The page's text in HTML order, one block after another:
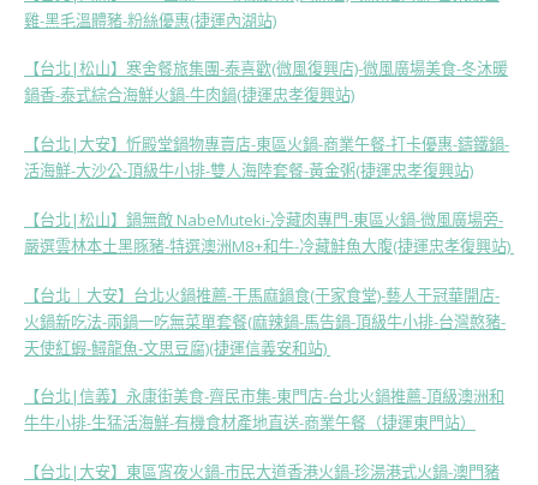
雞-黑毛溫體豬-粉絲優惠(捷運內湖站)
【台北|松山】寒舍餐旅集團-泰喜歡(微風復興店)-微風廣場美食-冬沐暖
鍋香-泰式綜合海鮮火鍋-牛肉鍋(捷運忠孝復興站)
【台北|大安】忻殿堂鍋物專賣店-東區火鍋-商業午餐-打卡優惠-鑄鐵鍋-
活海鮮-大沙公-頂級牛小排-雙人海陸套餐-黃金粥(捷運忠孝復興站)
【台北|松山】鍋無敵 NabeMuteki-冷藏肉專門-東區火鍋-微風廣場旁-
嚴選雲林本土黑豚豬-特選澳洲M8+和牛-冷藏鮭魚大腹(捷運忠孝復興站)
【台北｜大安】台北火鍋推薦-于馬麻鍋食(于家食堂)-藝人于冠華開店-
火鍋新吃法-兩鍋一吃無菜單套餐(麻辣鍋-馬告鍋-頂級牛小排-台灣憨豬-
天使紅蝦-鱘龍魚-文思豆腐)(捷運信義安和站)
【台北|信義】永康街美食-齊民市集-東門店-台北火鍋推薦-頂級澳洲和
牛牛小排-生猛活海鮮-有機食材產地直送-商業午餐（捷運東門站）
【台北|大安】東區宵夜火鍋-市民大道香港火鍋-珍湯港式火鍋-澳門豬